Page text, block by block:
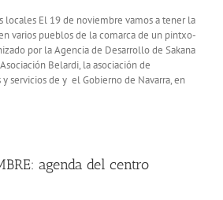
locales El 19 de noviembre vamos a tener la
varios pueblos de la comarca de un pintxo-
por la Agencia de Desarrollo de Sakana
Belardi, la asociación de
servicios de y el Gobierno de Navarra, en
agenda del centro